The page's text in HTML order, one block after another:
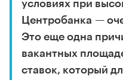
условиях при
Центробанка —
Это еще одна
вакантных
ставок, который